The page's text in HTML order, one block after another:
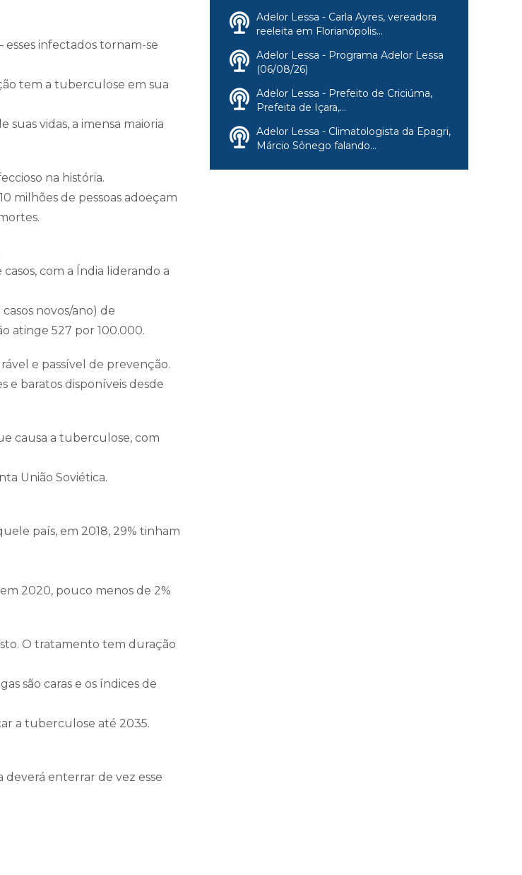
infectados tornam-se
tem a tuberculose em sua
suas vidas, a imensa maioria
na história.
milhões de pessoas adoeçam
com a Índia liderando a
novos/ano) de
atinge 527 por 100.000.
e passível de prevenção.
e baratos disponíveis desde
causa a tuberculose, com
União Soviética.
país, em 2018, 29% tinham
2020, pouco menos de 2%
O tratamento tem duração
são caras e os índices de
a tuberculose até 2035.
deverá enterrar de vez esse
Adelor Lessa - Carla Ayres, vereadora
reeleita em Florianópolis...
Adelor Lessa - Programa Adelor Lessa
(06/08/26)
Adelor Lessa - Prefeito de Criciúma,
Prefeita de Içara,...
Adelor Lessa - Climatologista da Epagri,
Márcio Sônego falando...